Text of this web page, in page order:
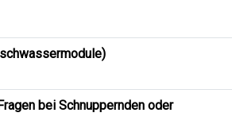
bei Schnuppernden oder